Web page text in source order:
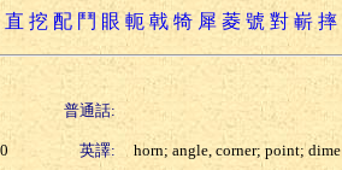
直 挖 配 鬥 眼 軛 戟 犄 犀 菱 號 對 嶄 摔
普通話:
英譯: horn; angle, corner; point; dime